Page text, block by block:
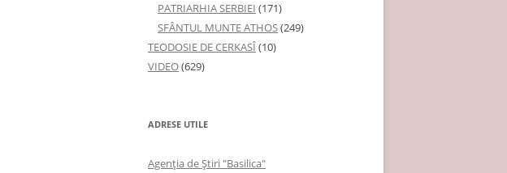
PATRIARHIA SERBIEI (171)
SFÂNTUL MUNTE ATHOS(249)
TEODOSIE DE CERKASÎ(10)
VIDEO(629)
ADRESE UTILE
Agenţia de Ştiri "Basilica"